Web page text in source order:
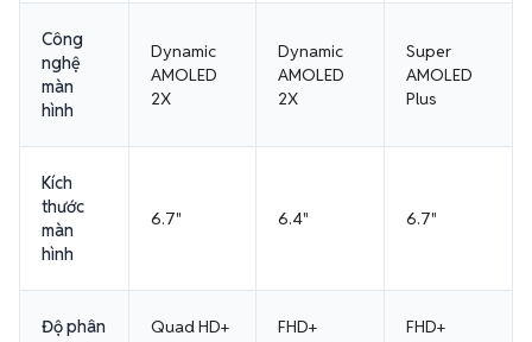
Công
nghệ
màn
hình
Dynamic
AMOLED
2X
Dynamic
AMOLED
2X
Super
AMOLED
Plus
Kích
thước
màn
hình
6.7" 6.4" 6.7"
Độ phân
Quad HD+
FHD+
FHD+